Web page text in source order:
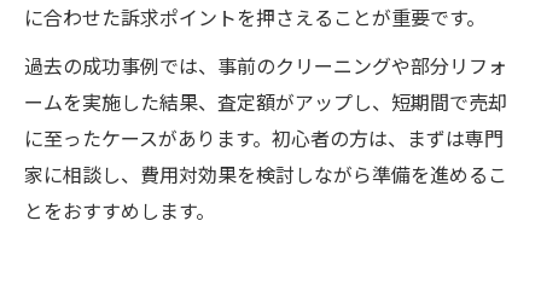
に合わせた訴求ポイントを押さえることが重要です。
過去の成功事例では、事前のクリーニングや部分リフォ
ームを実施した結果、査定額がアップし、短期間で売却
に至ったケースがあります。初心者の方は、まずは専門
家に相談し、費用対効果を検討しながら準備を進めるこ
とをおすすめします。